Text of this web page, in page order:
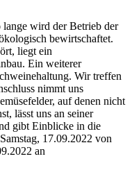
wird der Betrieb der
bewirtschaftet.
liegt ein
Ein weiterer
Wir treffen
nimmt uns
auf denen nicht
lässt uns an seiner
gibt Einblicke in die
17.09.2022 von
an